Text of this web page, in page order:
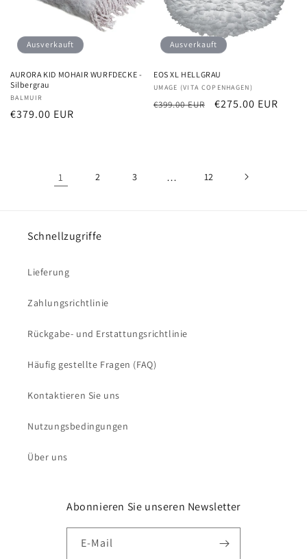
Ausverkauft
AURORA KID MOHAIR WURFDECKE -
Silbergrau
Anbieter:
BALMUIR
Normaler
€379.00 EUR
Ausverkauft
EOS XL HELLGRAU
Anbieter:
UMAGE (VITA COPENHAGEN)
Normaler
€399.00 EUR Verkaufspreis
€275.00 EUR
1 2 3 … 12
Schnellzugriffe
Lieferung
Zahlungsrichtlinie
Rückgabe- und Erstattungsrichtlinie
Häufig gestellte Fragen (FAQ)
Kontaktieren Sie uns
Nutzungsbedingungen
Über uns
Abonnieren Sie unseren Newsletter
E-Mail